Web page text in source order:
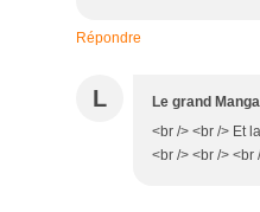
Répondre
L Le grand
<br /> <br /> Et
<br /> <br /> <br